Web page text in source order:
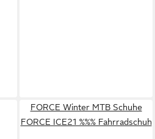
FORCE Winter MTB Schuhe
FORCE ICE21 %%% Fahrradschuh